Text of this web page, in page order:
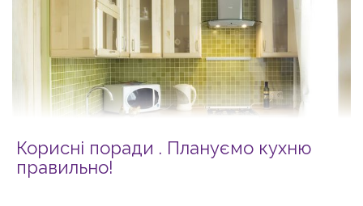
Корисні поради . Плануємо кухню
правильно!